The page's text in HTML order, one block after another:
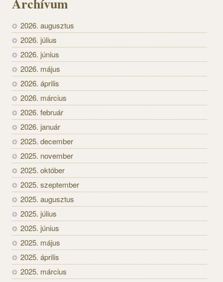
2026. augusztus
2026. július
2026. június
2026. május
2026. április
2026. március
2026. február
2026. január
2025. december
2025. november
2025. október
2025. szeptember
2025. augusztus
2025. július
2025. június
2025. május
2025. április
2025. március